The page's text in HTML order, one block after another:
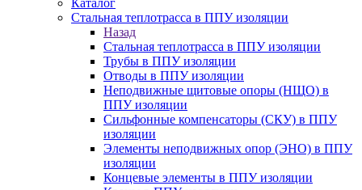
Каталог
Стальная теплотрасса в ППУ изоляции
Назад
Стальная теплотрасса в ППУ изоляции
Трубы в ППУ изоляции
Отводы в ППУ изоляции
Неподвижные щитовые опоры (НЩО) в
ППУ изоляции
Cильфонные компенсаторы (СКУ) в ППУ
изоляции
Элементы неподвижных опор (ЭНО) в ППУ
изоляции
Концевые элементы в ППУ изоляции